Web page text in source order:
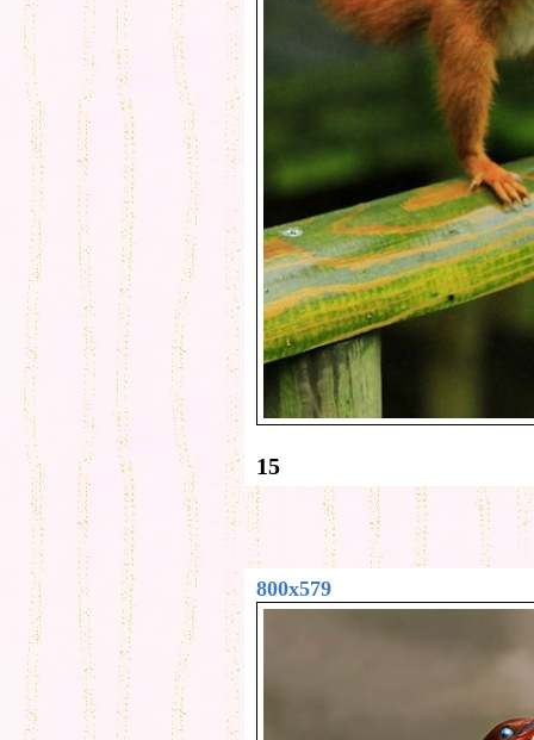
15
800x579